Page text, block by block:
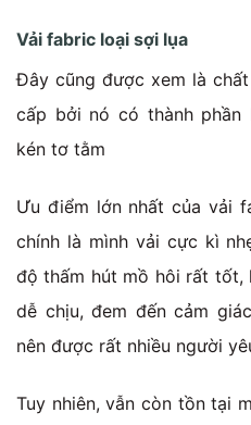
Vải fabric loại sợi lụa
Đây cũng được xem là
cấp bởi nó có thành
kén tơ tằm
Ưu điểm lớn nhất của vải
chính là mình vải cực kì
độ thấm hút mồ hôi rất tốt,
dễ chịu, đem đến cảm
nên được rất nhiều người
Tuy nhiên, vẫn còn tồn tại